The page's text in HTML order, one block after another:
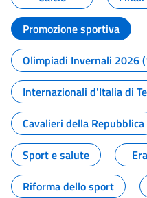
Promozione sportiva
Olimpiadi Invernali 2026
Internazionali d'Italia di
Cavalieri della Repubblica
Sport e salute
Riforma dello sport